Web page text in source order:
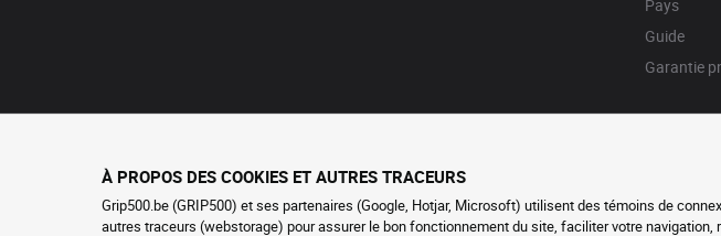
Pays
Guide
Garantie
À PROPOS DES COOKIES ET AUTRES TRACEURS
Grip500.be (GRIP500) et ses partenaires (Google, Hotjar, Microsoft) utilisent des témoins de
autres traceurs (webstorage) pour assurer le bon fonctionnement du site, faciliter votre navigation,